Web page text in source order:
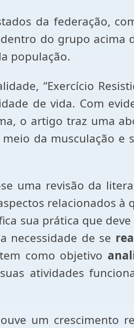
da federação,
do grupo acima
população.
“Exercício
de vida. Com
o artigo traz uma
da musculação e
uma revisão da
relacionados à
sua prática que
necessidade de se
como objetivo
atividades
um crescimento